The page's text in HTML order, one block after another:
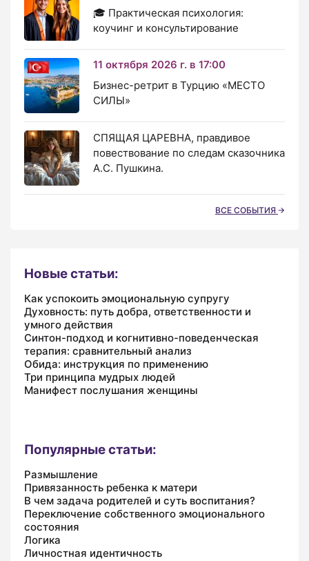
🎓 Практическая психология:
коучинг и консультирование
11 октября 2026 г. в 17:00
Бизнес-ретрит в Турцию «МЕСТО
СИЛЫ»
СПЯЩАЯ ЦАРЕВНА, правдивое
повествование по следам сказочника
А.С. Пушкина.
ВСЕ СОБЫТИЯ
Новые статьи:
Как успокоить эмоциональную супругу
Духовность: путь добра, ответственности и
умного действия
Синтон-подход и когнитивно-поведенческая
терапия: сравнительный анализ
Обида: инструкция по применению
Три принципа мудрых людей
Манифест послушания женщины
Популярные статьи:
Размышление
Привязанность ребенка к матери
В чем задача родителей и суть воспитания?
Переключение собственного эмоционального
состояния
Логика
Личностная идентичность